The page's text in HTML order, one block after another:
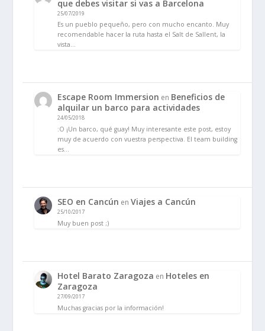
que debes visitar si vas a Barcelona
25/07/2019
Es un pueblo pequeño, pero con mucho encanto. Muy
recomendable hacer la ruta hasta el Salt de Sallent, la
vista…
Escape Room Immersion en Beneficios de
alquilar un barco para actividades
24/05/2018
:O ¡Un barco, qué guay! Muy interesante este post, estoy
muy de acuerdo con vuestra perspectiva. El team building
es…
SEO en Cancún enViajes a Cancún
25/10/2017
Muy buen post ;)
Hotel Barato Zaragoza en Hoteles en
Zaragoza
27/09/2017
Muchas gracias por la información!